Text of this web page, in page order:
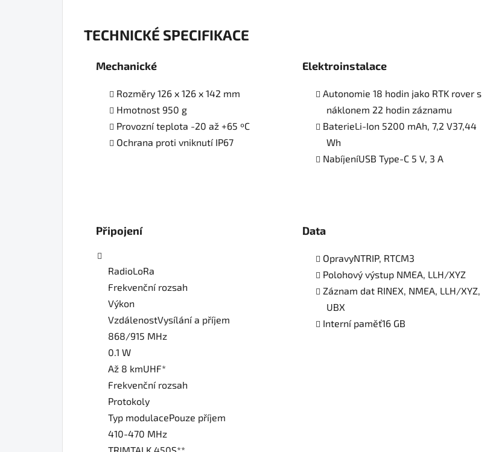
TECHNICKÉ SPECIFIKACE
Mechanické
Rozměry 126 x 126 x 142 mm
Hmotnost 950 g
Provozní teplota -20 až +65 ºC
Ochrana proti vniknutí IP67
Elektroinstalace
Autonomie 18 hodin jako RTK rover s
náklonem 22 hodin záznamu
BaterieLi-Ion 5200 mAh, 7,2 V37,44
Wh
NabíjeníUSB Type-C 5 V, 3 A
Připojení
RadioLoRa
Frekvenční rozsah
Výkon
VzdálenostVysílání a příjem
868/915 MHz
0.1 W
Až 8 kmUHF*
Frekvenční rozsah
Protokoly
Typ modulacePouze příjem
410-470 MHz
TRIMTALK 450S**
Data
OpravyNTRIP, RTCM3
Polohový výstup NMEA, LLH/XYZ
Záznam dat RINEX, NMEA, LLH/XYZ,
UBX
Interní paměť16 GB